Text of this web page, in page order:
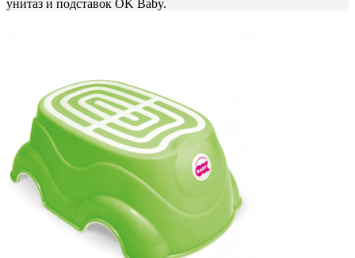
унитаз и подставок OK Baby.